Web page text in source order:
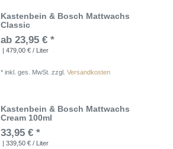
Kastenbein & Bosch Mattwachs
Classic
ab 23,95 € *
| 479,00 € / Liter
*inkl. ges. MwSt. zzgl.Versandkosten
Kastenbein & Bosch Mattwachs
Cream 100ml
33,95 € *
| 339,50 € / Liter